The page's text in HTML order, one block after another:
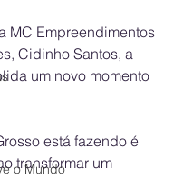
o Mundo
MC Empreendimentos
Cidinho Santos, a
um novo momento
está fazendo é
transformar um